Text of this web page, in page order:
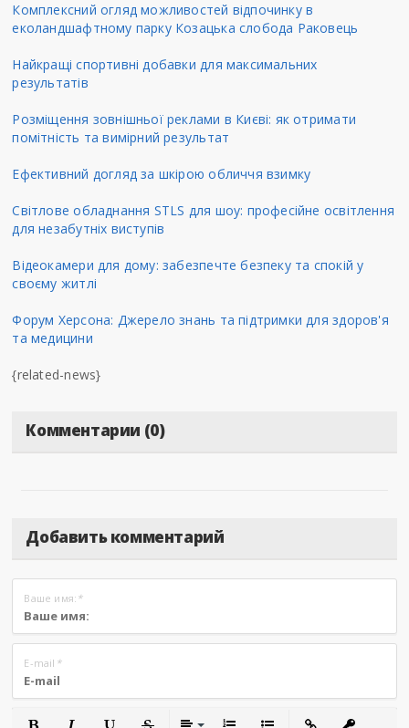
Комплексний огляд можливостей відпочинку в
еколандшафтному парку Козацька слобода Раковець
Найкращі спортивні добавки для максимальних
результатів
Розміщення зовнішньої реклами в Києві: як отримати
помітність та вимірний результат
Ефективний догляд за шкірою обличчя взимку
Світлове обладнання STLS для шоу: професійне освітлення
для незабутніх виступів
Відеокамери для дому: забезпечте безпеку та спокій у
своєму житлі
Форум Херсона: Джерело знань та підтримки для здоров'я
та медицини
{related-news}
Комментарии (0)
Добавить комментарий
Ваше имя: *
E-mail *